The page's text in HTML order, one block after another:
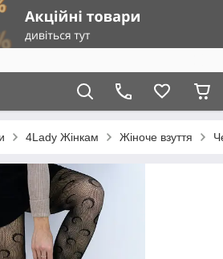
4Lady Жінкам Жіноче взуття